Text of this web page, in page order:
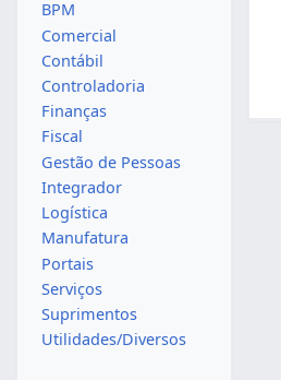
BPM
Comercial
Contábil
Controladoria
Finanças
Fiscal
Gestão de Pessoas
Integrador
Logística
Manufatura
Portais
Serviços
Suprimentos
Utilidades/Diversos